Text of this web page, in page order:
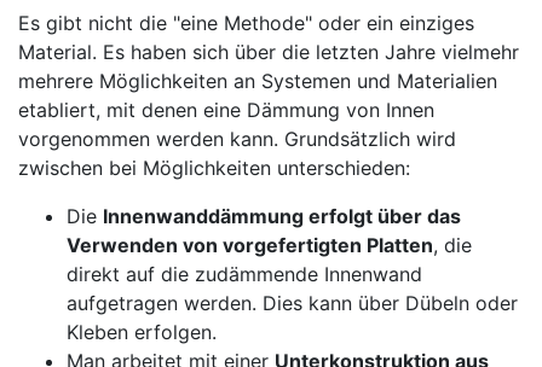
Es gibt nicht die "eine Methode" oder ein einziges
Material. Es haben sich über die letzten Jahre vielmehr
mehrere Möglichkeiten an Systemen und Materialien
etabliert, mit denen eine Dämmung von Innen
vorgenommen werden kann. Grundsätzlich wird
zwischen bei Möglichkeiten unterschieden:
Die Innenwanddämmung erfolgt über das
Verwenden von vorgefertigten Platten, die
direkt auf die zudämmende Innenwand
aufgetragen werden. Dies kann über Dübeln oder
Kleben erfolgen.
Man arbeitet mit einer Unterkonstruktion aus